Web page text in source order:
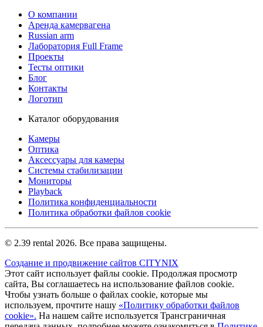
О компании
Аренда камервагена
Russian arm
Лаборатория Full Frame
Проекты
Тесты оптики
Блог
Контакты
Логотип
Каталог оборудования
Камеры
Оптика
Аксессуары для камеры
Системы стабилизации
Мониторы
Playback
Политика конфиденциальности
Политика обработки файлов cookie
© 2.39 rental 2026. Все права защищены.
Создание и продвижение сайтов CITYNIX
Этот сайт использует файлы cookie. Продолжая просмотр
сайта, Вы соглашаетесь на использование файлов cookie.
Чтобы узнать больше о файлах cookie, которые мы
используем, прочтите нашу «Политику обработки файлов
cookie». На нашем сайте используется Трансграничная